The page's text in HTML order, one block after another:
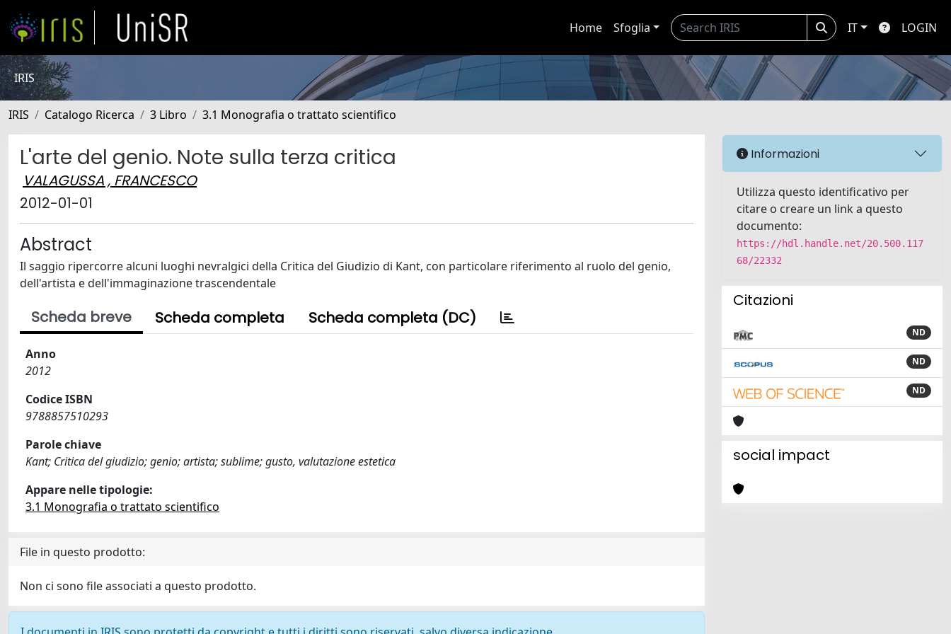
Home Sfoglia IT LOGIN
IRIS
IRIS Catalogo Ricerca 3 Libro 3.1 Monografia o trattato scientifico
L'arte del genio. Note sulla terza critica
VALAGUSSA , FRANCESCO
2012-01-01
Abstract
Il saggio ripercorre alcuni luoghi nevralgici della Critica del Giudizio di Kant, con particolare riferimento al ruolo del genio,
dell'artista e dell'immaginazione trascendentale
Scheda breve Scheda completa Scheda completa (DC)
Anno
2012
Codice ISBN
9788857510293
Parole chiave
Kant; Critica del giudizio; genio; artista; sublime; gusto, valutazione estetica
Appare nelle tipologie:
3.1 Monografia o trattato scientifico
File in questo prodotto:
Non ci sono file associati a questo prodotto.
Informazioni
Utilizza questo identificativo per
citare o creare un link a questo
documento:
https://hdl.handle.net/20.500.117
68/22332
Citazioni
ND
ND
ND
social impact